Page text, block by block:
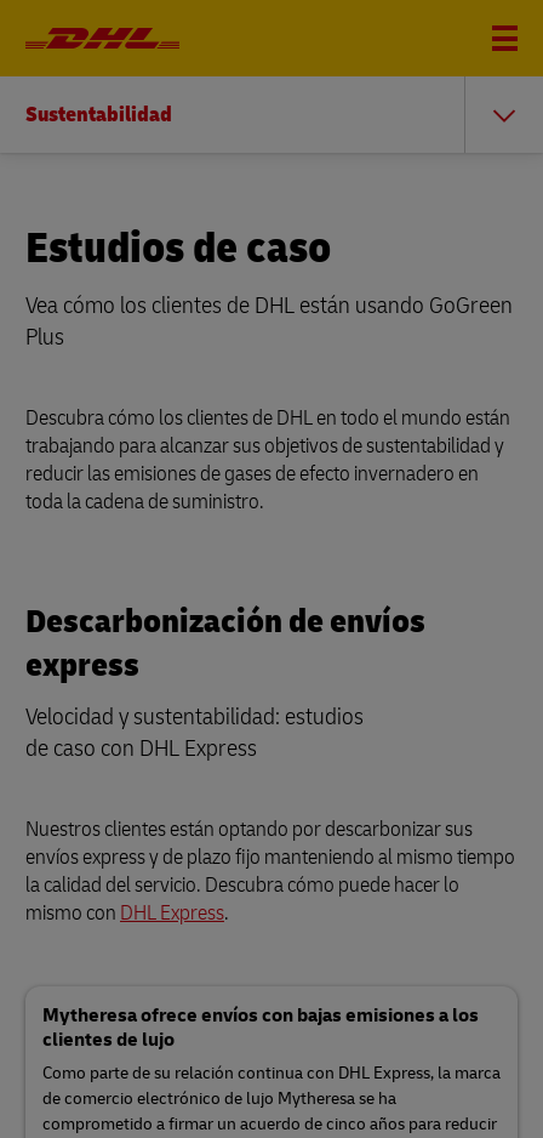
Sustentabilidad
Estudios de caso
Vea cómo los clientes de DHL están usando GoGreen
Plus
Descubra cómo los clientes de DHL en todo el mundo están
trabajando para alcanzar sus objetivos de sustentabilidad y
reducir las emisiones de gases de efecto invernadero en
toda la cadena de suministro.
Descarbonización de envíos
express
Velocidad y sustentabilidad: estudios
de caso con DHL Express
Nuestros clientes están optando por descarbonizar sus
envíos express y de plazo fijo manteniendo al mismo tiempo
la calidad del servicio. Descubra cómo puede hacer lo
mismo con DHL Express.
Mytheresa ofrece envíos con bajas emisiones a los
clientes de lujo
Como parte de su relación continua con DHL Express, la marca
de comercio electrónico de lujo Mytheresa se ha
comprometido a firmar un acuerdo de cinco años para reducir